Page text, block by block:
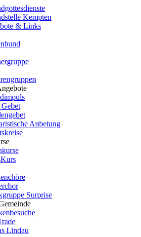
Kempten
& Links
Anbetung
Surprise
Lindau